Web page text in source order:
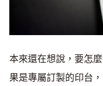
本來還在想說，要怎
果是專屬訂製的印台